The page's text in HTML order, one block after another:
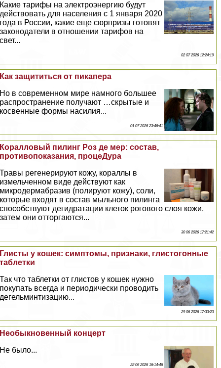
Какие тарифы на электроэнергию будут
действовать для населения с 1 января 2020
года в России, какие еще сюрпризы готовят
законодатели в отношении тарифов на
свет...
02 07 2026 12:24:19
Как защититься от пикапера
Но в современном мире намного большее
распространение получают …скрытые и
косвенные формы насилия...
01 07 2026 23:46:41
Коралловый пилинг Роз де мер: состав,
противопоказания, процеДypa
Травы регенерируют кожу, кораллы в
измельченном виде действуют как
микродермабразив (полируют кожу), соли,
которые входят в состав мыльного пилинга
способствуют дегидратации клеток рогового слоя кожи,
затем они отторгаются...
30 06 2026 17:21:42
Глисты у кошек: симптомы, признаки, глистогонные
таблетки
Так что таблетки от глистов у кошек нужно
покупать всегда и периодически проводить
дегельминтизацию...
29 06 2026 17:33:23
Необыкновенный концерт
Не было...
28 06 2026 16:14:46